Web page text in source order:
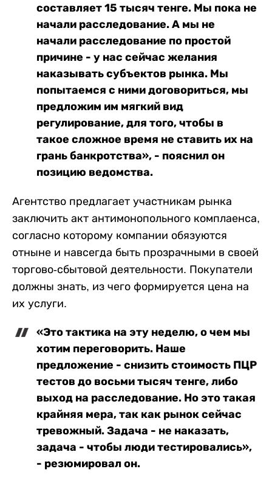
составляет 15 тысяч тенге. Мы пока не
начали расследование. А мы не
начали расследование по простой
причине - у нас сейчас желания
наказывать субъектов рынка. Мы
попытаемся с ними договориться, мы
предложим им мягкий вид
регулирование, для того, чтобы в
такое сложное время не ставить их на
грань банкротства», - пояснил он
позицию ведомства.
Агентство предлагает участникам рынка
заключить акт антимонопольного комплаенса,
согласно которому компании обязуются
отныне и навсегда быть прозрачными в своей
торгово-сбытовой деятельности. Покупатели
должны знать, из чего формируется цена на
их услуги.
«Это тактика на эту неделю, о чем мы
хотим переговорить. Наше
предложение - снизить стоимость ПЦР
тестов до восьми тысяч тенге, либо
выход на расследование. Но это такая
крайняя мера, так как рынок сейчас
тревожный. Задача - не наказать,
задача - чтобы люди тестировались»,
- резюмировал он.